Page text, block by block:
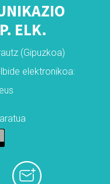
ELK.
(Gipuzkoa)
elektronikoa: